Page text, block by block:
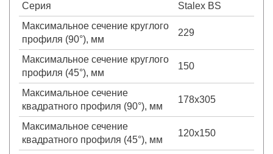
Серия
Stalex BS
Максимальное сечение круглого
профиля (90°), мм
229
Максимальное сечение круглого
профиля (45°), мм
150
Максимальное сечение
квадратного профиля (90°), мм
178х305
Максимальное сечение
квадратного профиля (45°), мм
120х150